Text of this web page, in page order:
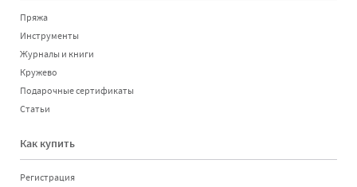
Пряжа
Инструменты
Журналы и книги
Кружево
Подарочные сертификаты
Статьи
Как купить
Регистрация